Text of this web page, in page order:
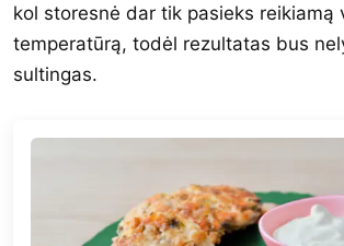
kol storesnė dar tik pasieks reikiamą
temperatūrą, todėl rezultatas bus
sultingas.